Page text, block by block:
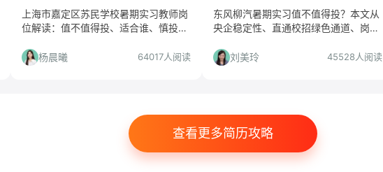
上海市嘉定区苏民学校暑期实习教师岗
位解读：值不值得投、适合谁、慎投
杨晨曦
64017人阅读
东风柳汽暑期实习值不值得投？本文从
央企稳定性、直通校招绿色通道、岗位
解读，帮你判断是否值得投递。
刘美玲 45528人阅读
查看更多简历攻略